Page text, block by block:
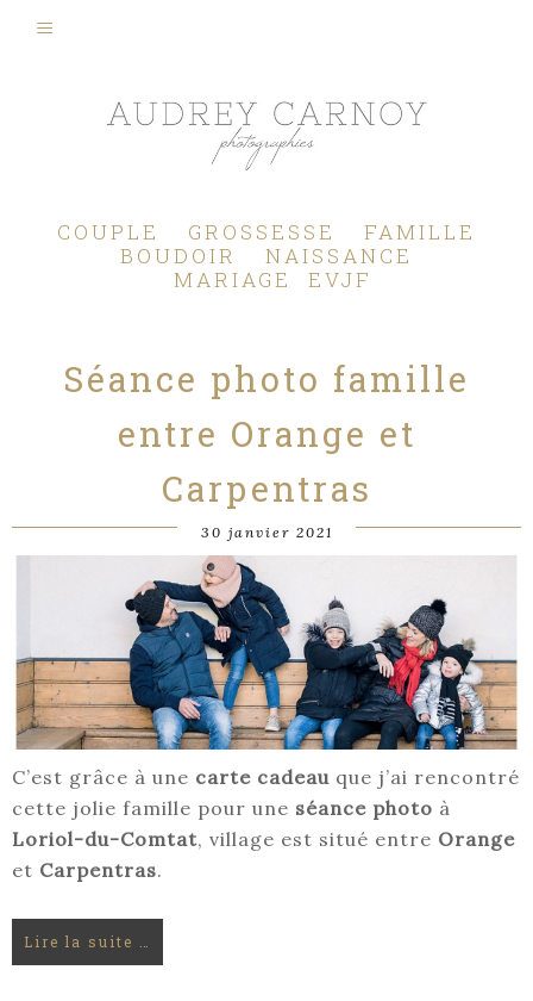
COUPLE GROSSESSE
FAMILLE
BOUDOIR
NAISSANCE
MARIAGE
EVJF
Séance photo famille
entre Orange et
Carpentras
30 janvier 2021
C’est grâce à une carte cadeau que j’ai rencontré
cette jolie famille pour une séance photo à
Loriol-du-Comtat, village est situé entre Orange
et Carpentras.
Lire la suite …